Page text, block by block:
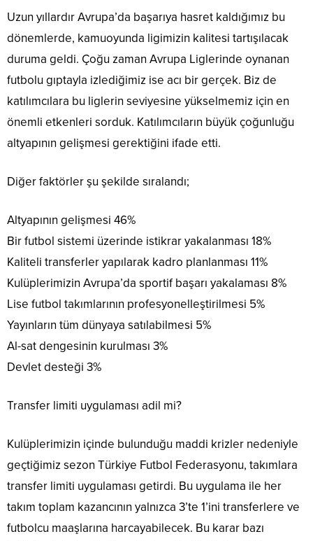
Uzun yıllardır Avrupa’da başarıya hasret kaldığımız bu
dönemlerde, kamuoyunda ligimizin kalitesi tartışılacak
duruma geldi. Çoğu zaman Avrupa Liglerinde oynanan
futbolu gıptayla izlediğimiz ise acı bir gerçek. Biz de
katılımcılara bu liglerin seviyesine yükselmemiz için en
önemli etkenleri sorduk. Katılımcıların büyük çoğunluğu
altyapının gelişmesi gerektiğini ifade etti.
Diğer faktörler şu şekilde sıralandı;
Altyapının gelişmesi 46%
Bir futbol sistemi üzerinde istikrar yakalanması 18%
Kaliteli transferler yapılarak kadro planlanması 11%
Kulüplerimizin Avrupa’da sportif başarı yakalaması 8%
Lise futbol takımlarının profesyonelleştirilmesi 5%
Yayınların tüm dünyaya satılabilmesi 5%
Al-sat dengesinin kurulması 3%
Devlet desteği 3%
Transfer limiti uygulaması adil mi?
Kulüplerimizin içinde bulunduğu maddi krizler nedeniyle
geçtiğimiz sezon Türkiye Futbol Federasyonu, takımlara
transfer limiti uygulaması getirdi. Bu uygulama ile her
takım toplam kazancının yalnızca 3’te 1’ini transferlere ve
futbolcu maaşlarına harcayabilecek. Bu karar bazı